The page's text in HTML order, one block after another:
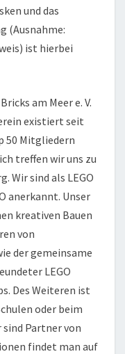
und das
(Ausnahme:
ist hierbei
am Meer e. V.
existiert seit
50 Mitgliedern
treffen wir uns zu
Wir sind als LEGO
anerkannt. Unser
kreativen Bauen
von
der gemeinsame
LEGO
Des Weiteren ist
oder beim
sind Partner von
findet man auf